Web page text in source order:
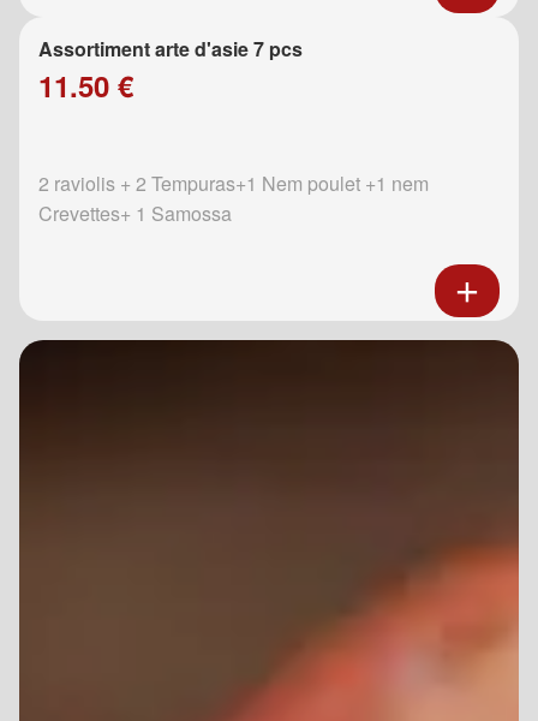
Assortiment arte d'asie 7 pcs
11.50 €
2 raviolis + 2 Tempuras+1 Nem poulet +1 nem
Crevettes+ 1 Samossa